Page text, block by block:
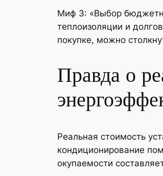
Миф 3: «Выбор
теплоизоляции и
покупке, можно
Правда о
Реальная стоимость
кондиционирование
окупаемости